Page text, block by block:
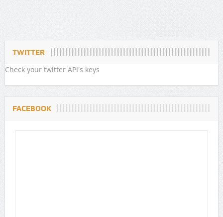
TWITTER
Check your twitter API's keys
FACEBOOK